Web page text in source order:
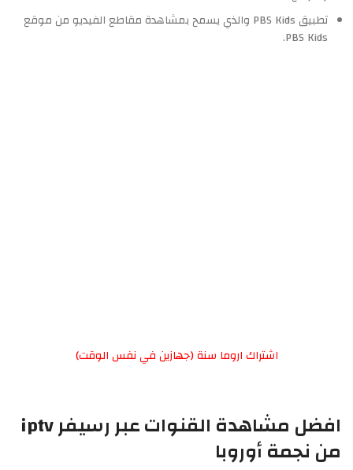
تطبيق PBS Kids والذي يسمح بمشاهدة مقاطع الفيديو من موقع
PBS Kids.
اشتراك اروما سنة (جهازين في نفس الوقت)
افضل مشاهدة القنوات عبر رسيفر iptv
من نجمة أوروبا